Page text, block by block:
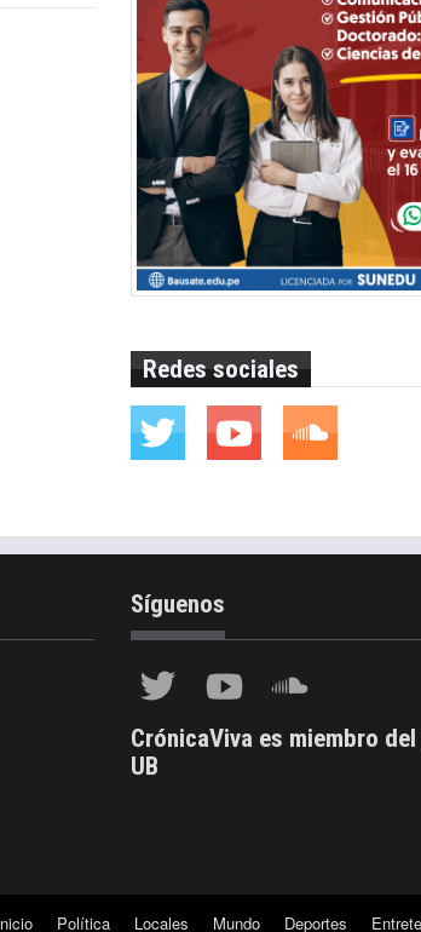
Redes sociales
Síguenos
CrónicaViva es miembro
UB
Política Locales Mundo Deportes